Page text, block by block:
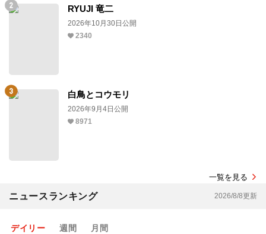
RYUJI 竜二
2026年10月30日公開
2340
白鳥とコウモリ
2026年9月4日公開
8971
一覧を見る
ニュースランキング 2026/8/8更新
デイリー 週間 月間